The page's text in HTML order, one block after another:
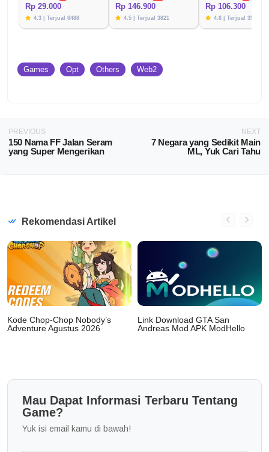
Rp 29.000
4.3 | Terjual 6488
Rp 146.900
4.5 | Terjual 3821
Rp 106.300
4.6 | Terjual 3576
Games Opt Others Web2
PREVIOUS
150 Nama FF Jalan Seram
yang Super Mengerikan
NEXT
7 Negara yang Sedikit Main
ML, Yuk Cari Tahu
Rekomendasi Artikel
Kode Chop-Chop Nobody’s
Adventure Agustus 2026
Link Download GTA San
Andreas Mod APK ModHello
Mau Dapat Informasi Terbaru Tentang
Game?
Yuk isi email kamu di bawah!